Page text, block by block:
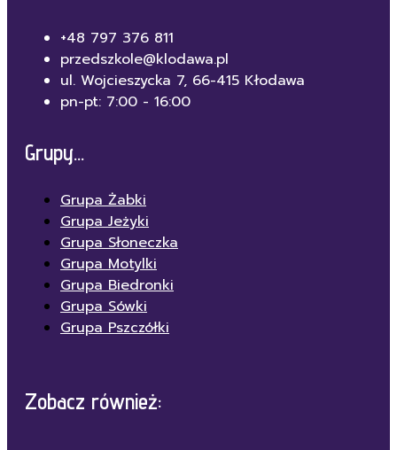
+48 797 376 811
przedszkole@klodawa.pl
ul. Wojcieszycka 7, 66-415 Kłodawa
pn-pt: 7:00 - 16:00
Grupy...
Grupa Żabki
Grupa Jeżyki
Grupa Słoneczka
Grupa Motylki
Grupa Biedronki
Grupa Sówki
Grupa Pszczółki
Zobacz również: